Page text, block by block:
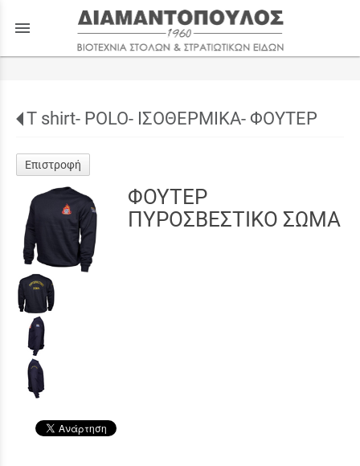
menu
T shirt- POLO- ΙΣΟΘΕΡΜΙΚΑ- ΦΟΥΤΕΡ
Επιστροφή
ΦΟΥΤΕΡ
ΠΥΡΟΣΒΕΣΤΙΚΟ ΣΩΜΑ